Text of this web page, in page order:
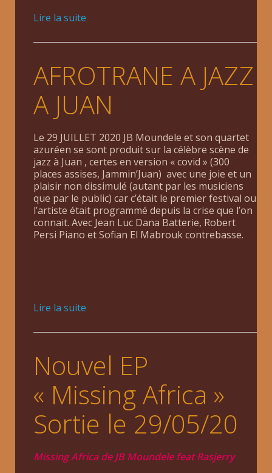
Lire la suite
AFROTRANE A JAZZ
A JUAN
Le 29 JUILLET 2020 JB Moundele et son quartet
azuréen se sont produit sur la célèbre scène de
jazz à Juan , certes en version « covid » (300
places assises, Jammin’Juan) avec une joie et un
plaisir non dissimulé (autant par les musiciens
que par le public) car c’était le premier festival ou
l’artiste était programmé depuis la crise que l’on
connait. Avec Jean Luc Dana Batterie, Robert
Persi Piano et Sofian El Mabrouk contrebasse.
Lire la suite
Nouvel EP
« Missing Africa »
Sortie le 29/05/20
Missing Africa de JB Moundele feat Rasjerry